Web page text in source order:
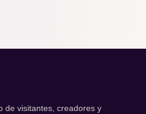
de visitantes, creadores y